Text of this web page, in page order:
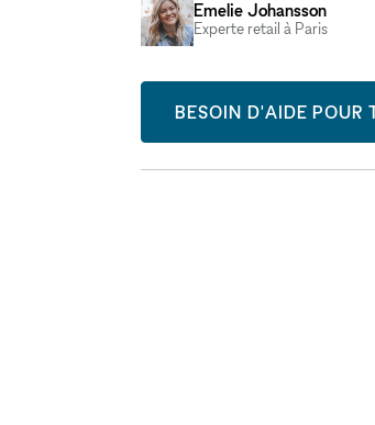
Emelie Johansson
Experte retail à Paris
BESOIN D'AIDE POUR